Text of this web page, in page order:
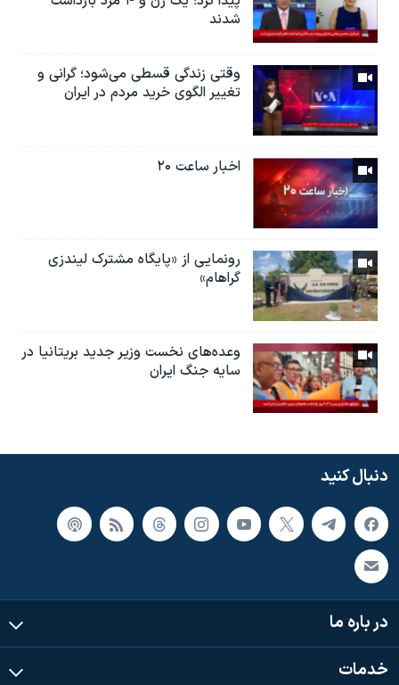
شدند
وقتی زندگی قسطی می‌شود؛ گرانی و
تغییر الگوی خرید مردم در ایران
اخبار ساعت ۲۰
رونمایی از «پایگاه مشترک لیندزی
گراهام»
وعده‌های نخست‌ وزیر جدید بریتانیا در
سایه جنگ ایران
دنبال کنید
در باره ما
خدمات